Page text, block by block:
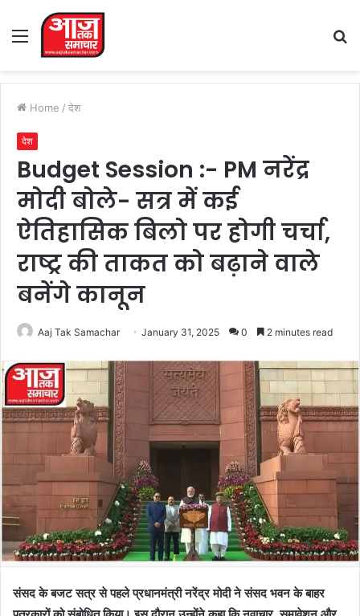
Menu
Home / देश
देश
Budget Session :- PM नरेंद्र
मोदी बोले- सत्र में कई
ऐतिहासिक बिलो पर होगी चर्चा,
राष्ट्र की ताकत को बढ़ाने वाले
बनेंगे कानून
Aaj Tak Samachar January 31, 2025 0 2 minutes read
संसद के बजट सत्र से पहले प्रधानमंत्री नरेंद्र मोदी ने संसद भवन के बाहर